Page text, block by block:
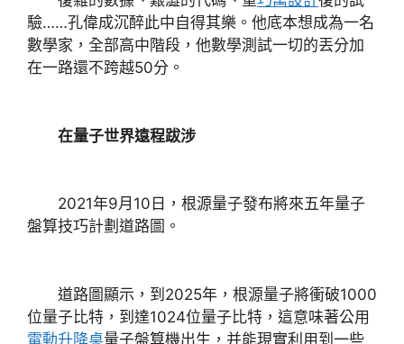
驗……孔偉成沉醉此中自得其樂。他底本想成為一名
數學家，全部高中階段，他數學測試一切的丟分加
在一路還不跨越50分。
在量子世界遠程跋涉
2021年9月10日，根源量子發布將來五年量子
盤算技巧計劃道路圖。
道路圖顯示，到2025年，根源量子將衝破1000
位量子比特，到達1024位量子比特，這意味著公用
電動升降桌量子盤算機出生，并能現實利用到一些